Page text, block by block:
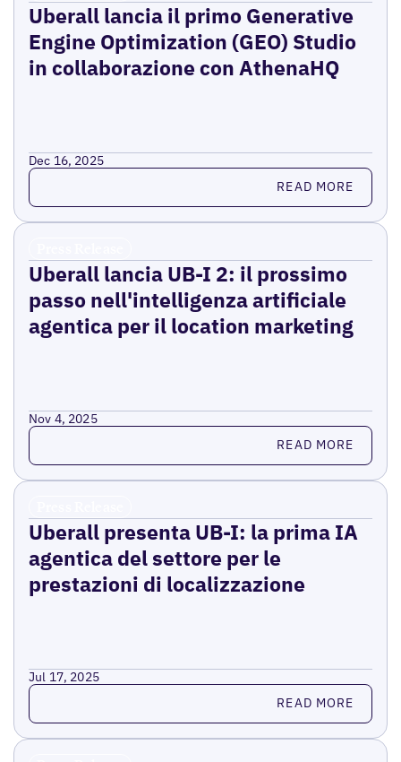
Uberall lancia il primo Generative
Engine Optimization (GEO) Studio
in collaborazione con AthenaHQ
Dec 16, 2025
Read more READ MORE
Uberall lancia UB-I 2: il prossimo
passo nell'intelligenza artificiale
agentica per il location marketing
Nov 4, 2025
Read more READ MORE
Uberall presenta UB-I: la prima IA
agentica del settore per le
prestazioni di localizzazione
Jul 17, 2025
Read more READ MORE